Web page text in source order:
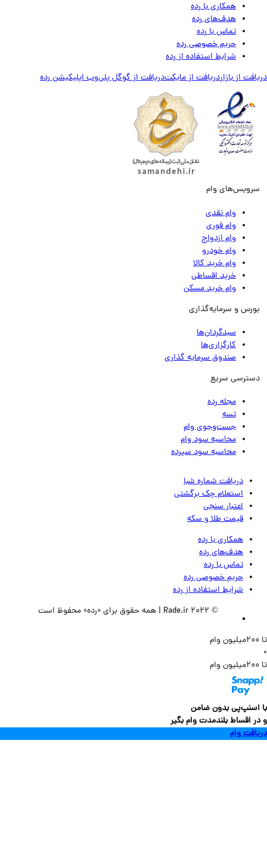
همکاری با رده
هدف‌های رده
تماس‌ با‌ رده
حریم خصوصی رده
شرایط استفاده از رده
از بازاردریافت از مایکتدریافت از گوگل پلیوب اپلیکیشن رده
وام
وام نقدی
وام فوری
وام ازدواج
وام خودرو
وام خرید کالا
خرید اقساطی
وام خرید مسکن
و سرمایه‌گذاری
سبدگردان‌ها
کارگزاری‌ها
صندوق سرمایه گذاری
سریع
مجله رده
تسه
جست‌وجوی وام
محاسبه سود وام
محاسبه سود سپرده
دریافت شماره شبا
استعلام چک برگشتی
اعتبار سنجی
قیمت طلا و سکه
همکاری با رده
هدف‌های رده
تماس‌ با‌ رده
حریم خصوصی رده
شرایط استفاده از رده
بدون ضامن
بلندمدت وام بگیر
وام